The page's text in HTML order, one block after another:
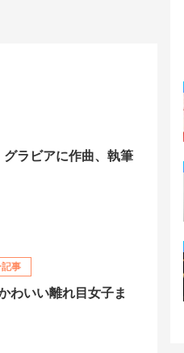
ラビアに作曲、執筆
事
わいい離れ目女子ま